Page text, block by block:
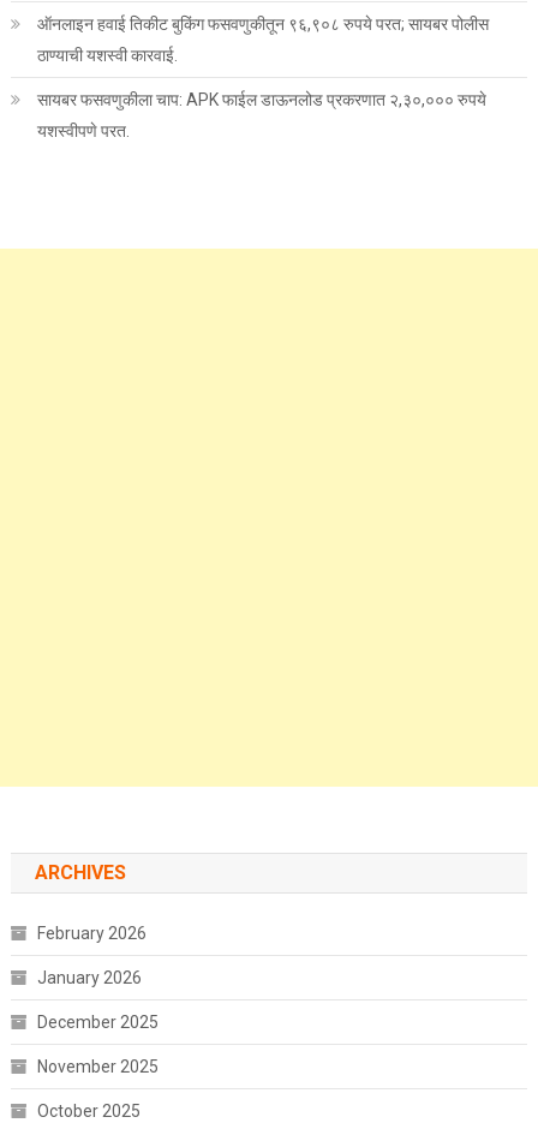
ऑनलाइन हवाई तिकीट बुकिंग फसवणुकीतून ९६,९०८ रुपये परत; सायबर पोलीस
ठाण्याची यशस्वी कारवाई.
सायबर फसवणुकीला चाप: APK फाईल डाऊनलोड प्रकरणात २,३०,००० रुपये
यशस्वीपणे परत.
ARCHIVES
February 2026
January 2026
December 2025
November 2025
October 2025